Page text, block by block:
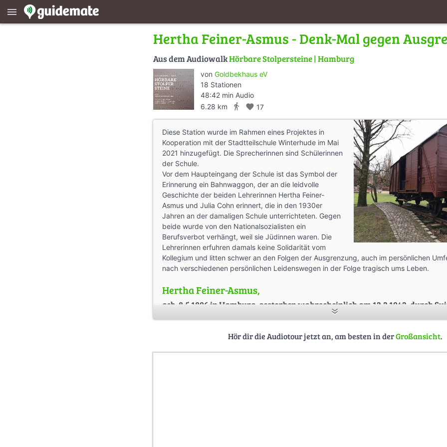
menu
Hertha Feiner-Asmus - Denk-Mal gegen
Aus dem AudiowalkHörbare Stolpersteine | Hamburg
von Goldbekhaus eV
18 Stationen
48:42 min Audio
6.28 km
directions_walk favorite 17
Diese Station wurde im Rahmen eines Projektes in
Kooperation mit der Stadtteilschule Winterhude im Mai
2021 hinzugefügt. Die Sprecherinnen sind Schülerinnen
der Schule.
Vor dem Haupteingang der Schule ist das Symbol der
Erinnerung ein Bahnwaggon, der an die leidvolle
Geschichte der beiden Lehrerinnen Hertha Feiner-
Asmus und Julia Cohn erinnert, die in den 1930er
Jahren an der damaligen Schule unterrichteten. Gegen
beide wurde von den Nationalsozialisten ein
Berufsverbot verhängt, weil sie Jüdinnen waren. Die
Lehrerinnen erfuhren damals keine Solidarität vom
Kollegium und litten schwer an den Folgen der Ausgrenzung, auch im persönlichen
nach verschiedenen persönlichen Leidenswegen in der Folge tragisch ums Leben.
Hertha Feiner-Asmus,
geb. 8.5.1896 in Hamburg, gestorben wahrscheinlich am 12.3.1943, durch
Feiner. Sie studierte Pädagogik und erhielt ihre erste Anstellung 1923 in einem Internat
1924 kehrte sie nach Hamburg zurück und arbeitete hier an verschiedenen Schulen
Hör dir die Audiotour jetzt an, am besten in derGroßansicht.